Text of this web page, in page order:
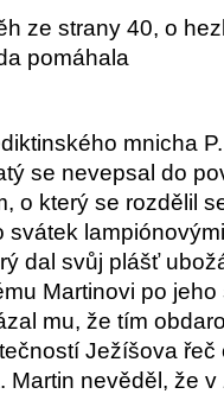
ze strany 40, o
pomáhala
mnicha
se nevepsal do
o který se rozdělil
svátek
dal svůj plášť
Martinovi po
mu, že tím
Ježíšova
Martin nevěděl, že